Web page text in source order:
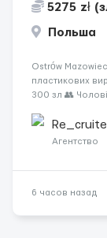
5275 zł
Польша
Ostrów
пластикових
300 зл 👥
житло — 400 зл.
Агентство
6 часов назад